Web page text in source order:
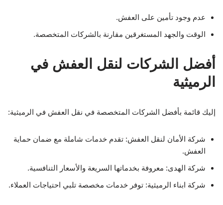
عدم وجود تأمين على العفش.
الوقت والجهد المستغرقين مقارنة بالشركات المتخصصة.
أفضل الشركات لنقل العفش في
الرميثية
إليك قائمة بأفضل الشركات المتخصصة في نقل العفش في الرميثية:
شركة الأمان لنقل العفش: تقدم خدمات شاملة مع ضمان حماية
العفش.
شركة الهدى: معروفة بخدماتها السريعة والأسعار التنافسية.
شركة ابناء الرميثية: توفر خدمات مخصصة تلبي احتياجات العملاء.